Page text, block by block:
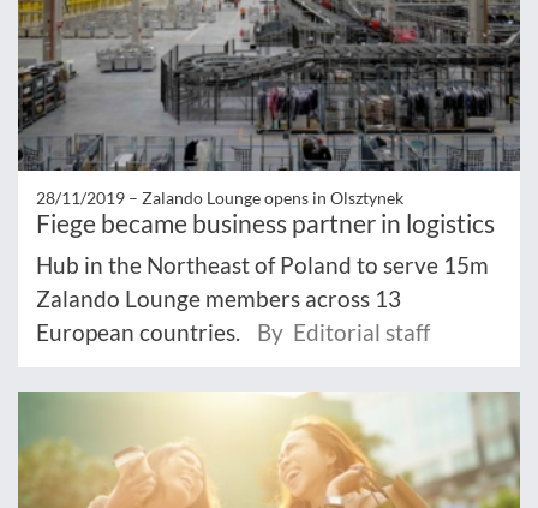
28/11/2019 – Zalando Lounge opens in Olsztynek
Fiege became business partner in logistics
Hub in the Northeast of Poland to serve 15m
Zalando Lounge members across 13
European countries.
By Editorial staff